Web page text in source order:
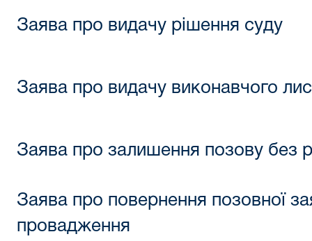
Заява про видачу рішення суду
Заява про видачу виконавчого
Заява про залишення позову без
Заява про повернення позовної
провадження